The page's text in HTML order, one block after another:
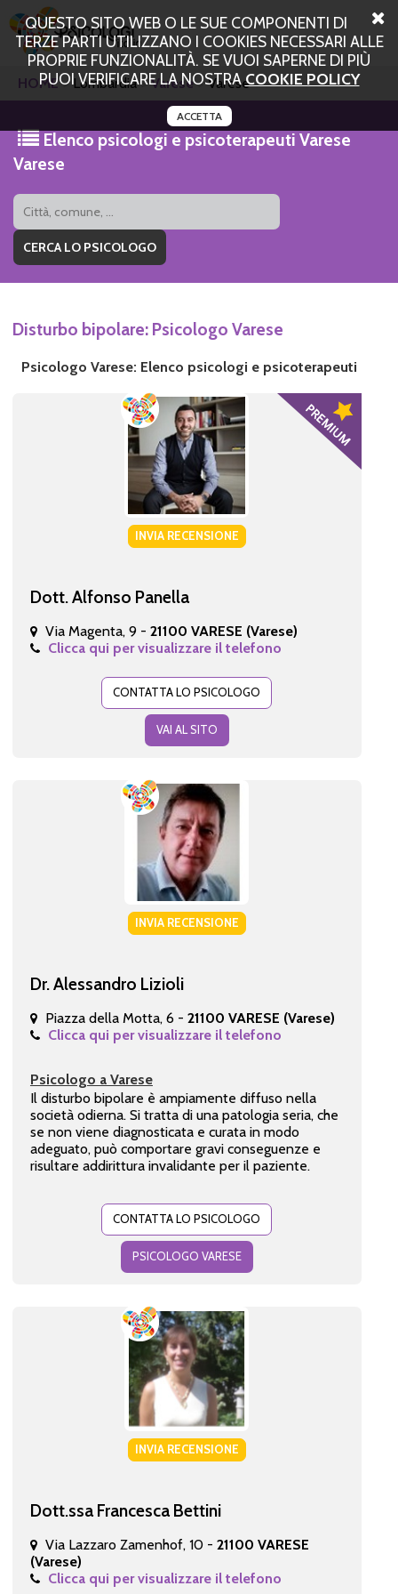
QUESTO SITO WEB O LE SUE COMPONENTI DI
TERZE PARTI UTILIZZANO I COOKIES NECESSARI ALLE
PROPRIE FUNZIONALITÀ. SE VUOI SAPERNE DI PIÙ
PUOI VERIFICARE LA NOSTRACOOKIE POLICY
ACCETTA
HOME Lombardia Varese Varese
Elenco psicologi e psicoterapeuti Varese
Varese
Disturbo bipolare: Psicologo Varese
Psicologo Varese: Elenco psicologi e psicoterapeuti
INVIA RECENSIONE
Dott. Alfonso Panella
Via Magenta, 9 - 21100 VARESE (Varese)
Clicca qui per visualizzare il telefono
CONTATTA LO PSICOLOGO
VAI AL SITO
INVIA RECENSIONE
Dr. Alessandro Lizioli
Piazza della Motta, 6 - 21100 VARESE (Varese)
Clicca qui per visualizzare il telefono
Psicologo a Varese
Il disturbo bipolare è ampiamente diffuso nella
società odierna. Si tratta di una patologia seria, che
se non viene diagnosticata e curata in modo
adeguato, può comportare gravi conseguenze e
risultare addirittura invalidante per il paziente.
CONTATTA LO PSICOLOGO
PSICOLOGO VARESE
INVIA RECENSIONE
Dott.ssa Francesca Bettini
Via Lazzaro Zamenhof, 10 - 21100 VARESE
(Varese)
Clicca qui per visualizzare il telefono